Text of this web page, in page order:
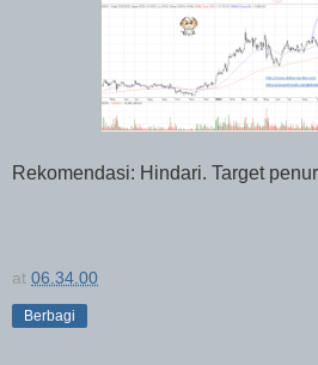
Rekomendasi: Hindari. Target
at 06.34.00
Berbagi